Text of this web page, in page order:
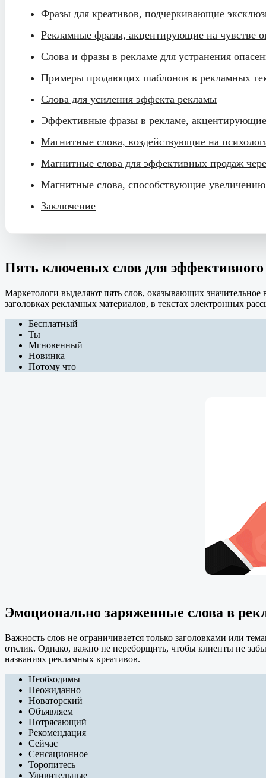
Фразы для креативов, подчеркивающие
Рекламные фразы, акцентирующие на чувстве
Слова и фразы в рекламе для устранения
Примеры продающих шаблонов в рекламных
Слова для усиления эффекта рекламы
Эффективные фразы в рекламе,
Магнитные слова, воздействующие на
Магнитные слова для эффективных продаж
Магнитные слова, способствующие
Заключение
Пять ключевых слов для
Маркетологи выделяют пять слов, оказывающих
заголовках рекламных материалов, в текстах электронных
Бесплатный
Ты
Мгновенный
Новинка
Потому что
Эмоционально заряженные слова в
Важность слов не ограничивается только заголовками или
отклик. Однако, важно не переборщить, чтобы клиенты не
названиях рекламных креативов.
Необходимы
Неожиданно
Новаторский
Объявляем
Потрясающий
Рекомендация
Сейчас
Сенсационное
Торопитесь
Удивительные